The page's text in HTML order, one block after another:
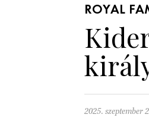
ROYAL
2025. szeptember